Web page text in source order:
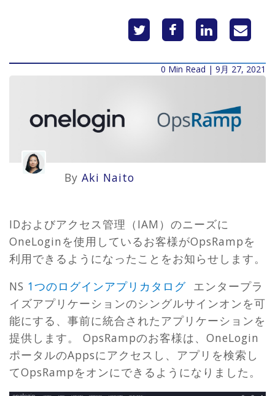
0 Min Read | 9月 27, 2021
By Aki Naito
IDおよびアクセス管理（IAM）のニーズに
OneLoginを使用しているお客様がOpsRampを
利用できるようになったことをお知らせします。
NS 1つのログインアプリカタログ エンタープラ
イズアプリケーションのシングルサインオンを可
能にする、事前に統合されたアプリケーションを
提供します。 OpsRampのお客様は、OneLogin
ポータルのAppsにアクセスし、アプリを検索し
てOpsRampをオンにできるようになりました。